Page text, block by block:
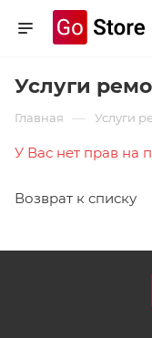
Услуги
Главная — Услуги
У Вас нет прав на
Возврат к списку